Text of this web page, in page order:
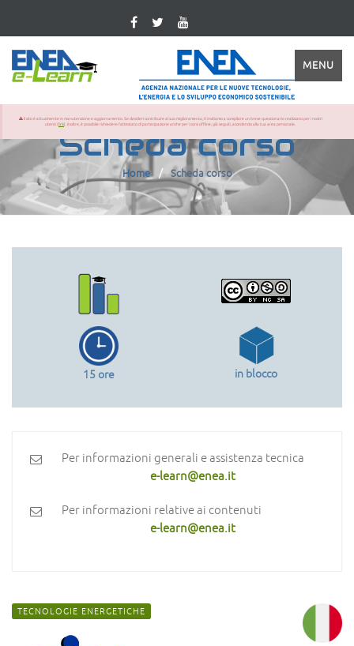
MENU
Il sito è attualmente in manutenzione e aggiornamento. Se desideri contribuire al suo miglioramento, ti invitiamo a compilare un breve questionario realizzato per i nostri
utenti (link). Inoltre, è possibile richiedere l'attestato di partecipazione anche per i corsi offline, già seguiti, accedendo alla tua area personale.
Scheda corso
Home Scheda corso
15 ore in blocco
Per informazioni generali e assistenza tecnica
e-learn@enea.it
Per informazioni relative ai contenuti
e-learn@enea.it
TECNOLOGIE ENERGETICHE